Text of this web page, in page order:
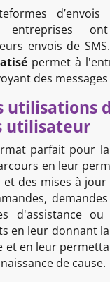
envois de
permet à
des
utilisations
utilisateur
parfait pour la
en leur
des mises à
d'assistance
en leur donnant
et en leur
de cause.